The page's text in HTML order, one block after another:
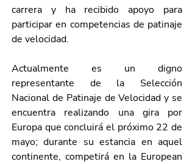
carrera y ha recibido apoyo para
participar en competencias de patinaje
de velocidad.
Actualmente es un digno
representante de la Selección
Nacional de Patinaje de Velocidad y se
encuentra realizando una gira por
Europa que concluirá el próximo 22 de
mayo; durante su estancia en aquel
continente, competirá en la European